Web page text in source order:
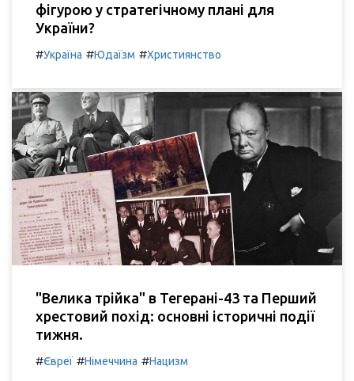
фігурою у стратегічному плані для
України?
#Україна #Юдаїзм #Християнство
"Велика трійка" в Тегерані-43 та Перший
хрестовий похід: основні історичні події
тижня.
#Євреї #Німеччина #Нацизм